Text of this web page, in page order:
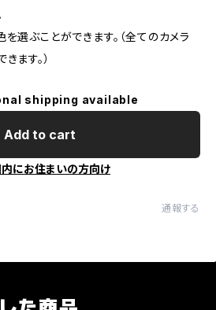
選ぶことができます。（全てのカメラ
ます。）
shipping available
Add to cart
にお住まいの方向け
通報する